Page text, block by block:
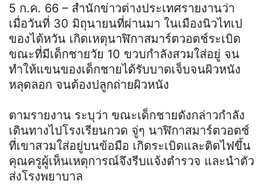
5 ก.ค. 66 – สำนักข่าวต่างประเทศรายงานว่า
เมื่อวันที่ 30 มิถุนายนที่ผ่านมา ในเมืองนิวไทเป
ของไต้หวัน เกิดเหตุนาฬิกาสมาร์ตวอตช์ระเบิด
ขณะที่มีเด็กชายวัย 10 ขวบกำลังสวมใส่อยู่ จน
ทำให้แขนของเด็กชายได้รับบาดเจ็บจนผิวหนัง
หลุดลอก จนต้องปลูกถ่ายผิวหนัง
ตามรายงาน ระบุว่า ขณะเด็กชายดังกล่าวกำลัง
เดินทางไปโรงเรียนกวด จู่ๆ นาฬิกาสมาร์ตวอตช์
ที่เขาสวมใส่อยู่บนข้อมือ เกิดระเบิดและติดไฟขึ้น
คุณครูผู้เห็นเหตุการณ์จึงรีบแจ้งตำรวจ และนำตัว
ส่งโรงพยาบาล